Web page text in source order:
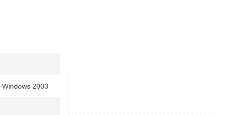
Windows 2003